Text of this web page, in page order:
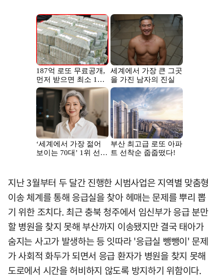
지난 3월부터 두 달간 진행한 시범사업은 지역별 맞춤형
이송 체계를 통해 응급실을 찾아 헤매는 문제를 뿌리 뽑
기 위한 조치다. 최근 충북 청주에서 임신부가 응급 분만
할 병원을 찾지 못해 부산까지 이송됐지만 결국 태아가
숨지는 사고가 발생하는 등 잇따라 '응급실 뺑뺑이' 문제
가 사회적 화두가 되면서 응급 환자가 병원을 찾지 못해
도로에서 시간을 허비하지 않도록 방지하기 위함이다.